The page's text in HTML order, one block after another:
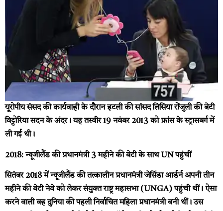
यूरोपीय संसद की कार्यवाही के दौरान इटली की सांसद लिसिया रोंजुली की बेटी
विट्टोरिया सदन के अंदर। यह तस्वीर 19 नवंबर 2013 को फ्रांस के स्ट्रासबर्ग में
ली गई थी।
2018: न्यूजीलैंड की प्रधानमंत्री 3 महीने की बेटी के साथ UN पहुंचीं
सितंबर 2018 में न्यूजीलैंड की तत्कालीन प्रधानमंत्री जेसिंडा आर्डर्न अपनी तीन
महीने की बेटी नेवे को लेकर संयुक्त राष्ट्र महासभा (UNGA) पहुंची थीं। ऐसा
करने वाली वह दुनिया की पहली निर्वाचित महिला प्रधानमंत्री बनी थीं। उस